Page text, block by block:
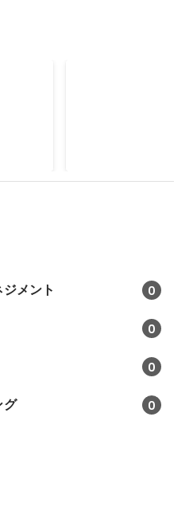
ットを活用したサー
メント 0
0
0
グ 0